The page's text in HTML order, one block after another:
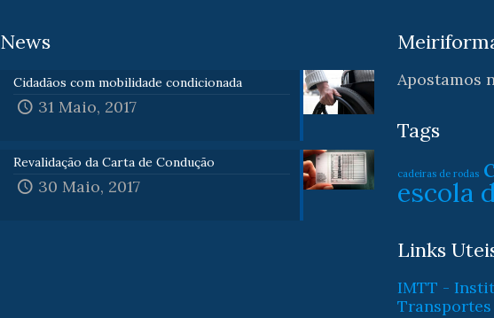
News
Cidadãos com mobilidade condicionada
31 Maio, 2017
Revalidação da Carta de Condução
30 Maio, 2017
Apostamos
Tags
cadeiras de rodas
escola
Links
IMTT -
Transportes